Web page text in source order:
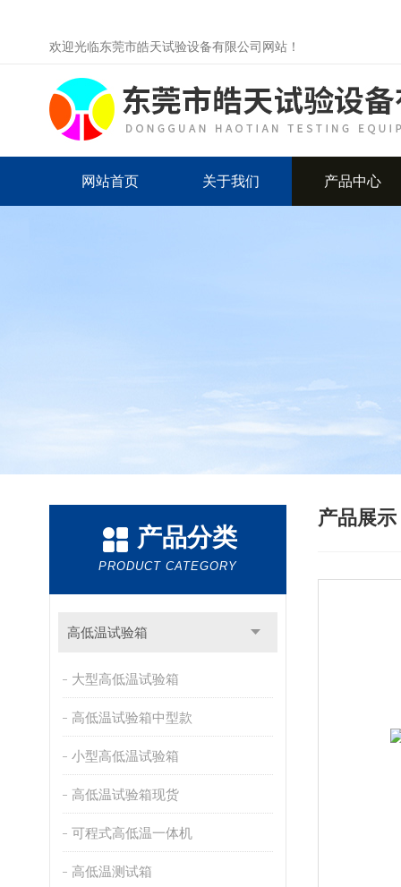
欢迎光临东莞市皓天试验设备有限公司网站！
网站首页 关于我们 产品中心
产品分类
PRODUCT CATEGORY
高低温试验箱
大型高低温试验箱
高低温试验箱中型款
小型高低温试验箱
高低温试验箱现货
可程式高低温一体机
高低温测试箱
产品展示